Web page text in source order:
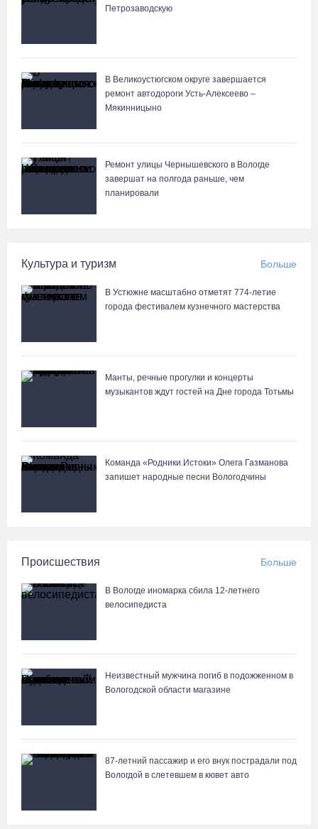
Петрозаводскую
В Великоустюгском округе завершается
ремонт автодороги Усть-Алексеево –
Мякинницыно
Ремонт улицы Чернышевского в Вологде
завершат на полгода раньше, чем
планировали
Культура и туризм Больше
В Устюжне масштабно отметят 774-летие
города фестивалем кузнечного мастерства
Манты, речные прогулки и концерты
музыкантов ждут гостей на Дне города Тотьмы
Команда «Родники.Истоки» Олега Газманова
запишет народные песни Вологодчины
Происшествия Больше
В Вологде иномарка сбила 12-летнего
велосипедиста
Неизвестный мужчина погиб в подожженном в
Вологодской области магазине
87-летний пассажир и его внук пострадали под
Вологдой в слетевшем в кювет авто